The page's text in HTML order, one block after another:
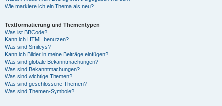
Wie markiere ich ein Thema als neu?
Textformatierung und Thementypen
Was ist BBCode?
Kann ich HTML benutzen?
Was sind Smileys?
Kann ich Bilder in meine Beiträge einfügen?
Was sind globale Bekanntmachungen?
Was sind Bekanntmachungen?
Was sind wichtige Themen?
Was sind geschlossene Themen?
Was sind Themen-Symbole?